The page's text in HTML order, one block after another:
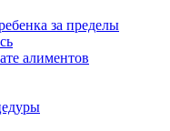
за пределы
алиментов